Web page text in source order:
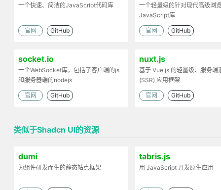
一个快速、简洁的JavaScript代码库
官网 GitHub
一个轻量级的针对现代高级浏
JavaScript库
官网 GitHub
socket.io
一个WebSocket库，包括了客户端的js
和服务器端的nodejs
官网 GitHub
nuxt.js
基于 Vue.js 的轻量级、服务端
(SSR) 应用框架
官网 GitHub
类似于Shadcn UI的资源
dumi
为组件研发而生的静态站点框架
tabris.js
用 JavaScript 开发原生应用